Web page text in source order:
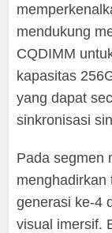
mendukung
CQDIMM
kapasitas
yang dapat
sinkronisasi
Pada segmen
menghadirkan
generasi ke-4
visual imersif.